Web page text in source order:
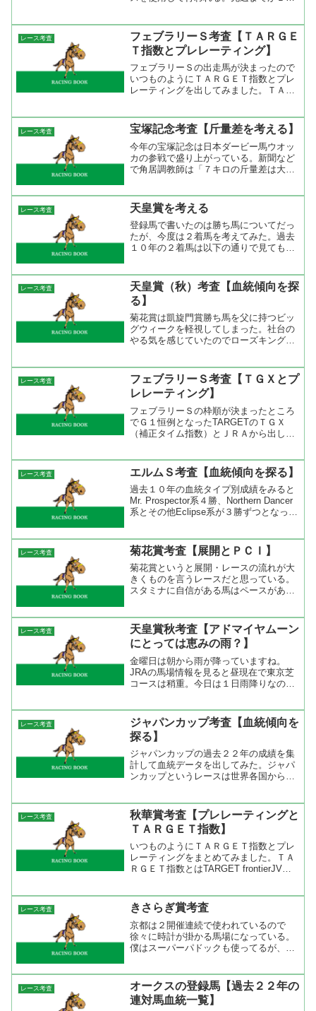
ったりして。そこで、過去１０年の京都
開催のコース区分をTAR...
レース考査
フェブラリーＳ考査【ＴＡＲＧＥ
Ｔ指数とプレレーティング】
フェブラリーＳの出走馬が決まったので
いつものようにＴＡＲＧＥＴ指数とプレ
レーティングを出してみました。ＴＡＲ
ムは競馬最強の法則に掲載されている指
数と同...
レース考査 宝塚記念考査【斤量差を考える】
今年の宝塚記念は日本ダービー馬ウオッ
カの参戦で盛り上がっている。新聞など
で角居調教師は「７キロの斤量差は大き
１キロは有利だが四位洋文騎手はどうな
の？と言うことで『 ウオ...
レース考査 天皇賞を考える
登録馬で書いたのは勝ち馬についてだっ
たが、今度は２着馬を考えてみた。過去
１０年の２着馬は以下の通りで見ても分
ェガーはアルゼンチン共和国杯を勝ち、
ステージチャンプは菊花賞...
レース考査
天皇賞（秋）考査【血統傾向を探
る】
菊花賞は凱旋門賞勝ち馬を父に持つビッ
グウィークを軽視してしまった。社台の
やる気を感じていたのでローズキングダ
思っているが、伏兵が潜んでいるのは間
違いないので血統から探っ...
レース考査
フェブラリーＳ考査【ＴＧＸとプ
レレーティング】
フェブラリーＳの枠順が決まったところ
でＧ１恒例となったTARGETのＴＧＸ
（補正タイム指数）とＪＲＡから出して
を見るとダート中距離ではヴァーミリア
ンの１０１が最高。これ...
レース考査 エルムＳ考査【血統傾向を探る】
過去１０年の血統タイプ別成績をみると
Mr. Prospector系４勝、Northern Dancer
系とその他Eclipse系が３勝ずつとなって
Mr.Prospect...
レース考査 菊花賞考査【展開とＰＣＩ】
菊花賞というと展開・レースの流れが大
きくものを言うレースだと思っている。
スタミナに自信がある馬はペースがある
行って、最後だけビュッとした脚を使い
たいだろう。展開の鍵を握...
レース考査
天皇賞秋考査【アドマイヤムーン
にとっては恵みの雨？】
金曜日は朝から雨が降っていますね。
JRAの馬場情報を見ると昼現在で東京芝
コースは稍重。今日は１日雨降りなので
悪くなりますからね。人気の一角あどア
ドマイヤムーンの成績を眺...
レース考査
ジャパンカップ考査【血統傾向を
探る】
ジャパンカップの過去２２年の成績を集
計して血統データを出してみた。ジャパ
ンカップというレースは世界各国から競
国馬が勝ってもなかなか同一種牡馬が勝
てなかった。それが、２０...
レース考査
秋華賞考査【プレレーティングと
ＴＡＲＧＥＴ指数】
いつものようにＴＡＲＧＥＴ指数とプレ
レーティングをまとめてみました。ＴＡ
ＲＧＥＴ指数とはTARGET frontierJVで
指数と同じ意味です。また、表に出てい
るＺＩ...
レース考査 きさらぎ賞考査
京都は２開催連続で使われているので
徐々に時計が掛かる馬場になっている。
僕はスーパーパドックも使ってるが、こ
る馬場になっている。今週末の天気予報
をみると金、土曜日が雨模様な...
レース考査
オークスの登録馬【過去２２年の
連対馬血統一覧】